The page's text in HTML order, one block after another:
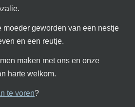
moeder geworden van een nestje
en een reutje.
maken met ons en onze
harte welkom.
te voren?